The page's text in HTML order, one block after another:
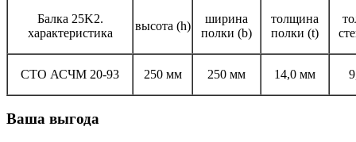
Балка 25K2.
характеристика
высота (h)
ширина
полки (b)
толщина
полки (t)
СТО АСЧМ 20-93 250 мм 250 мм 14,0 мм
Ваша выгода